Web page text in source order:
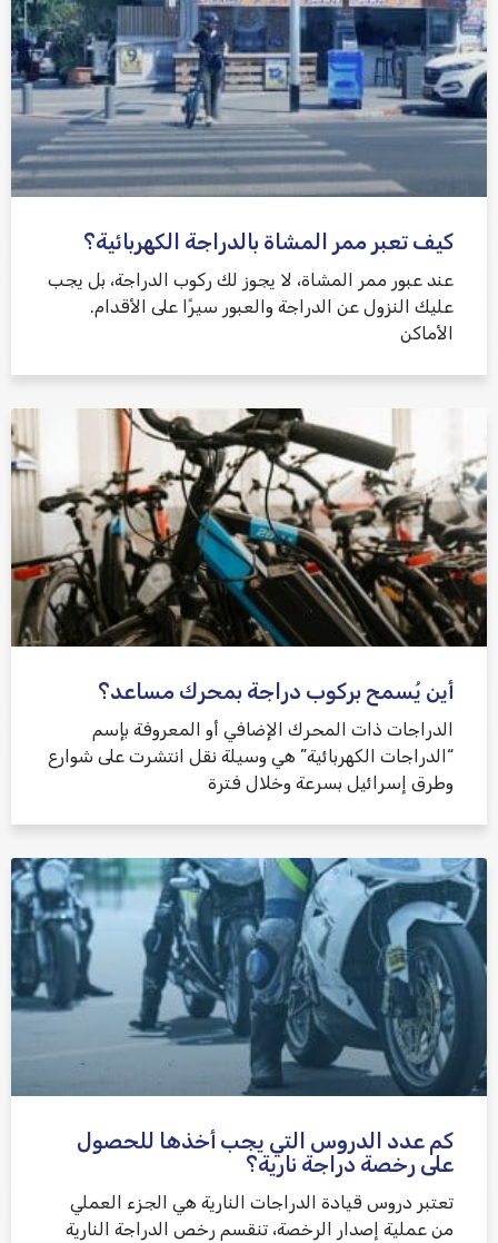
كيف تعبر ممر المشاة بالدراجة الكهربائية؟
عند عبور ممر المشاة، لا يجوز لك ركوب الدراجة، بل يجب
عليك النزول عن الدراجة والعبور سيرًا على الأقدام.
الأماكن
أين يُسمح بركوب دراجة بمحرك مساعد؟
الدراجات ذات المحرك الإضافي أو المعروفة بإسم
“الدراجات الكهربائية” هي وسيلة نقل انتشرت على شوارع
وطرق إسرائيل بسرعة وخلال فترة
كم عدد الدروس التي يجب أخذها للحصول
على رخصة دراجة نارية؟
تعتبر دروس قيادة الدراجات النارية هي الجزء العملي
من عملية إصدار الرخصة، تنقسم رخص الدراجة النارية